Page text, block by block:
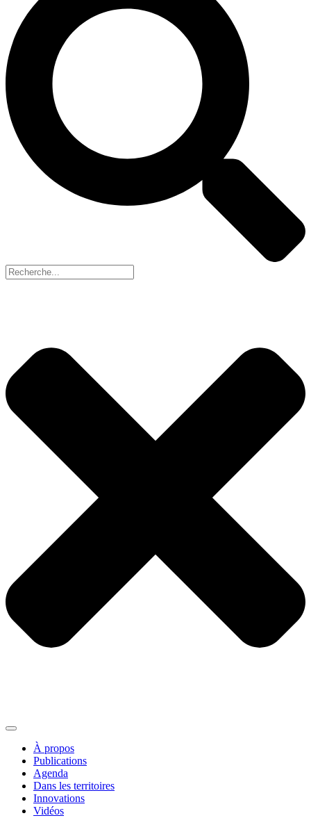
À propos
Publications
Agenda
Dans les territoires
Innovations
Vidéos